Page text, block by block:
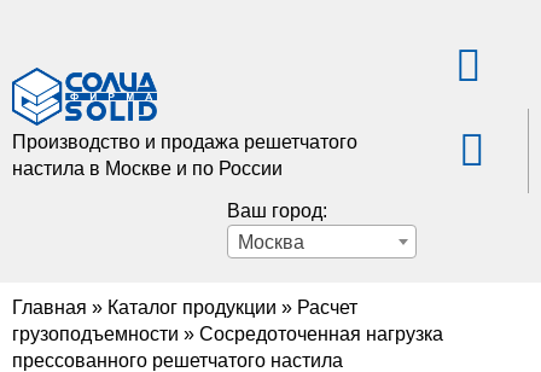
Производство и продажа решетчатого
настила в Москве и по России
Ваш город:
Москва
Главная » Каталог продукции » Расчет
грузоподъемности » Сосредоточенная нагрузка
прессованного решетчатого настила